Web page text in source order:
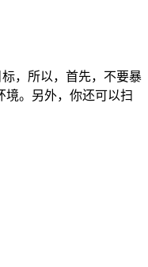
，所以，首先，不要暴
境。另外，你还可以扫